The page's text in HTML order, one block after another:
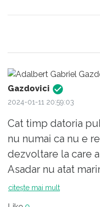
Gazdovici
2024-01-11 20:59:03
Cat timp datoria
nu numai ca nu e
dezvoltare la care
Asadar nu atat
problema cat
citește mai mult